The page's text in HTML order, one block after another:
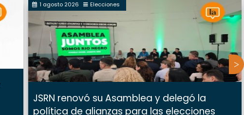
1 agosto 2026 Elecciones
JSRN renovó su Asamblea y delegó la
política de alianzas para las elecciones